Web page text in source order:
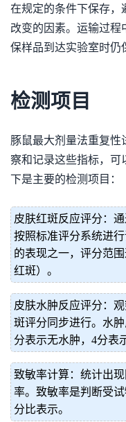
在规定的条件下保存，
改变的因素。运输过程
保样品到达实验室时仍
检测项目
豚鼠最大剂量法重复
察和记录这些指标，可
下是主要的检测项目：
皮肤红斑反应评分：
按照标准评分系统进
的表现之一，评分范
红斑）。
皮肤水肿反应评分：
斑评分同步进行。水
分表示无水肿，4分表
致敏率计算：统计出
率。致敏率是判断受
分比表示。